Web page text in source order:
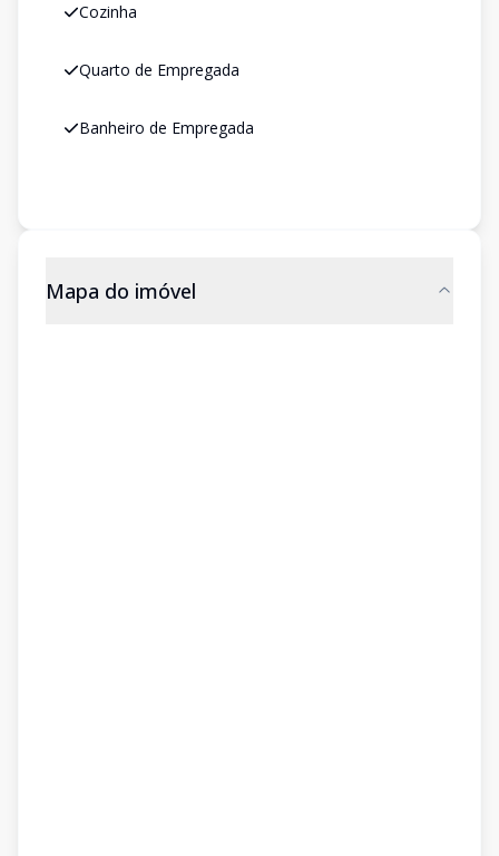
Cozinha
Quarto de Empregada
Banheiro de Empregada
Mapa do imóvel